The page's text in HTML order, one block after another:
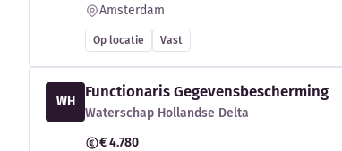
Amsterdam
Op locatie Vast
WH
Functionaris Gegevensbescherming
Waterschap Hollandse Delta
€ 4.780